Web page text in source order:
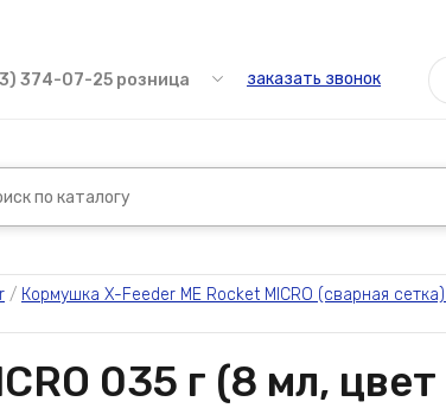
374-07-25 розница заказать звонок
/ Кормушка X-Feeder ME Rocket MICRO (сварная
035 г (8 мл,